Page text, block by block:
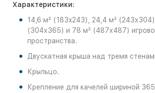
Характеристики:
14,6 м² (183x243), 24,4 м²
(304х365) и 78 м² (487х487)
пространства.
Двускатная крыша над тремя
Крыльцо.
Крепление для качелей шириной